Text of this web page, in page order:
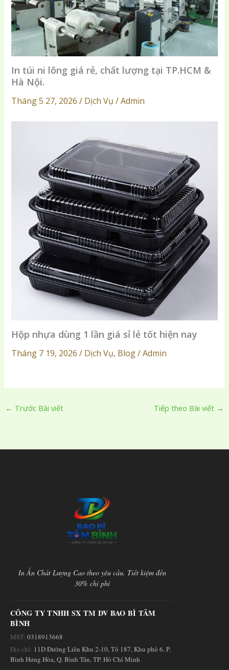
In túi ni lông giá rẻ, chất lượng tại TP.HCM &
Hà Nội.
Tháng 5 27, 2026 / Dịch Vụ / Admin
Hộp nhựa dùng 1 lần giá sỉ lẻ tốt hiện nay
Tháng 7 19, 2026 / Dịch Vụ, Blog / Admin
← Trước Bài viết Tiếp theo Bài viết →
In Ấn Chất Lượng Cao theo yêu cầu. Tiết kiệm đến
30% chi phí
CÔNG TY TNHH SX TM DV BAO BÌ TÂM
BÌNH
MST: 0318913668
Địa chỉ: 11D Đường Liên Khu 2-10, Tổ 187, Khu phố 6, P.
Bình Hưng Hòa, Q. Bình Tân, TP. Hồ Chí Minh